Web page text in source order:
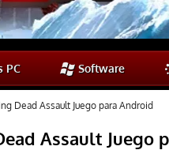
PC Software
Dead Assault Juego para Android
Assault Juego